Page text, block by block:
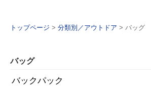
トップページ > 分類別／アウトドア > バッグ
バッグ
バックパック